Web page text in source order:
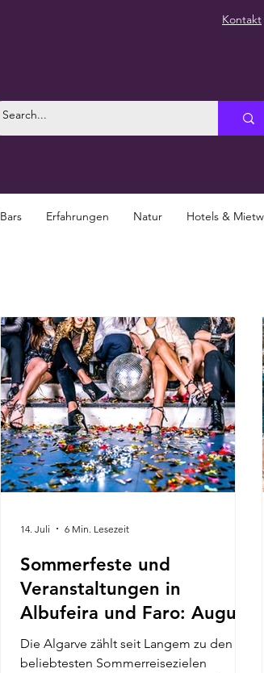
Kontakt
Erfahrungen Natur Hotels &
Sommerfeste und
Veranstaltungen in
Albufeira und Faro: August
und September 2026
Die Algarve zählt seit Langem zu den
beliebtesten Sommerreisezielen
14. Juli 6 Min. Lesezeit